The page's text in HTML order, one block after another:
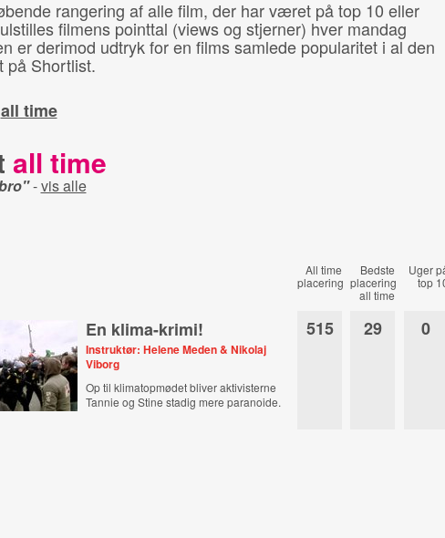
rangering af alle film, der har været på top 10 eller
filmens pointtal (views og stjerner) hver mandag
er derimod udtryk for en films samlede popularitet i al den
på Shortlist.
all time
all time
-vis alle
All time
placering
Bedste
placering
all time
Uger
top
En klima-krimi!
Instruktør: Helene Meden & Nikolaj
Viborg
Op til klimatopmødet bliver aktivisterne
Tannie og Stine stadig mere paranoide.
515 29 0